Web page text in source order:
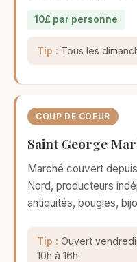
10£ par personne
Tip : Tous les
COUP DE COEUR
Saint George
Marché couvert
Nord, producteurs
antiquités, bougies,
Tip : Ouvert
10h à 16h.